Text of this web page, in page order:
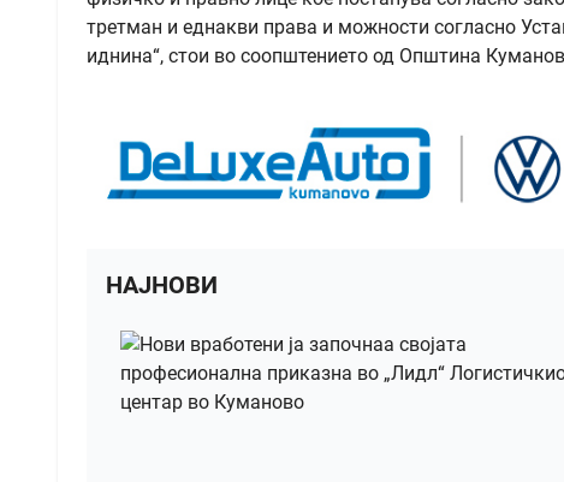
третман и еднакви права и можности согласно
иднина“, стои во соопштението од Општина
НАЈНОВИ